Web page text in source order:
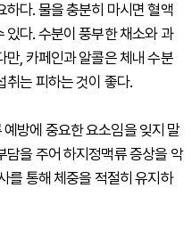
하다. 물을 충분히 마시면 혈액
있다. 수분이 풍부한 채소와 과
만, 카페인과 알콜은 체내 수분
취는 피하는 것이 좋다.
방에 중요한 요소임을 잊지 말
담을 주어 하지정맥류 증상을 악
를 통해 체중을 적절히 유지하